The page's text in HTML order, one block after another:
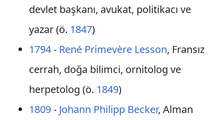
devlet başkanı, avukat, politikacı ve
yazar (ö. 1847)
1794- René Primevère Lesson, Fransız
cerrah, doğa bilimci, ornitolog ve
herpetolog (ö. 1849)
1809- Johann Philipp Becker, Alman